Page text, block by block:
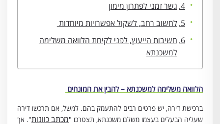
גשר זמני לפתרון מימון
לחשוב רחב, לשקול אפשרויות מיוחדות
חשיבות הייעוץ, לפני לקיחת הלוואה משלימה
למשכנתא
הלוואה משלימה למשכנתא – להבין את המונחים
ברכישת דירה, יש פרטים רבים להתעמק בהם. למשל, אם תרכשו דירה
שעליה הבעלים בעצמו משלם משכנתא, תצטרכו "מכתב כוונות". אך